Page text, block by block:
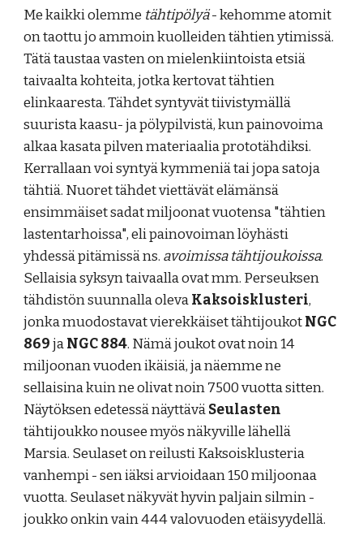
Me kaikki olemme tähtipölyä- kehomme atomit
on taottu jo ammoin kuolleiden tähtien ytimissä.
Tätä taustaa vasten on mielenkiintoista etsiä
taivaalta kohteita, jotka kertovat tähtien
elinkaaresta. Tähdet syntyvät tiivistymällä
suurista kaasu- ja pölypilvistä, kun painovoima
alkaa kasata pilven materiaalia prototähdiksi.
Kerrallaan voi syntyä kymmeniä tai jopa satoja
tähtiä. Nuoret tähdet viettävät elämänsä
ensimmäiset sadat miljoonat vuotensa "tähtien
lastentarhoissa", eli painovoiman löyhästi
yhdessä pitämissä ns. avoimissa tähtijoukoissa.
Sellaisia syksyn taivaalla ovat mm. Perseuksen
tähdistön suunnalla olevaKaksoisklusteri,
jonka muodostavat vierekkäiset tähtijoukotNGC
869jaNGC 884. Nämä joukot ovat noin 14
miljoonan vuoden ikäisiä, ja näemme ne
sellaisina kuin ne olivat noin 7500 vuotta sitten.
Näytöksen edetessä näyttäväSeulasten
tähtijoukko nousee myös näkyville lähellä
Marsia. Seulaset on reilusti Kaksoisklusteria
vanhempi - sen iäksi arvioidaan 150 miljoonaa
vuotta. Seulaset näkyvät hyvin paljain silmin -
joukko onkin vain 444 valovuoden etäisyydellä.